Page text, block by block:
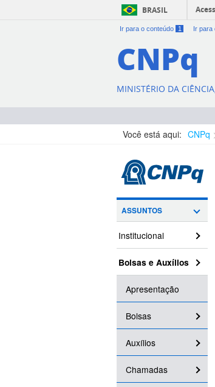
BRASIL
Ir para o conteúdo 1 Ir para
CNPq
MINISTÉRIO DA
Você está aqui: CNPq
ASSUNTOS
Institucional
Bolsas e Auxílios
Apresentação
Bolsas
Auxílios
Chamadas